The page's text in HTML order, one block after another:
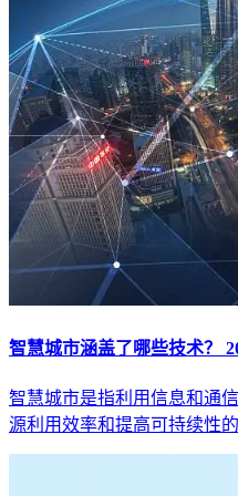
智慧城市涵盖了哪些技术？
智慧城市是指利用信息和通
源利用效率和提高可持续性的